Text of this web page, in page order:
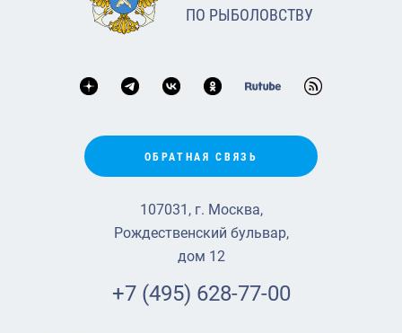
ПО РЫБОЛОВСТВУ
ОБРАТНАЯ СВЯЗЬ
107031, г. Москва,
Рождественский бульвар,
дом 12
+7 (495) 628-77-00